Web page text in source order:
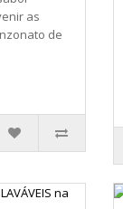
as
de